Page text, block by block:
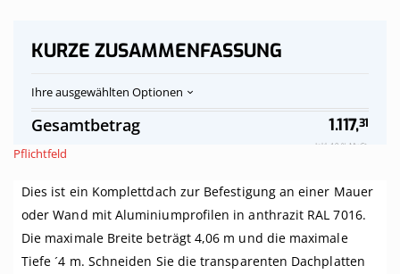
Pflichtfeld
KURZE ZUSAMMENFASSUNG
Ihre ausgewählten Optionen
Polycarbonat-
Stegplatten
Dach
klar
an
Mauer,
bis
4,06
Auf
Vorrat
Gesamtbetrag 1.117,31
Inkl. 19 % MwSt.
Dies ist ein Komplettdach zur Befestigung an einer Mauer
oder Wand mit Aluminiumprofilen in anthrazit RAL 7016.
Die maximale Breite beträgt 4,06 m und die maximale
Tiefe ´4 m. Schneiden Sie die transparenten Dachplatten